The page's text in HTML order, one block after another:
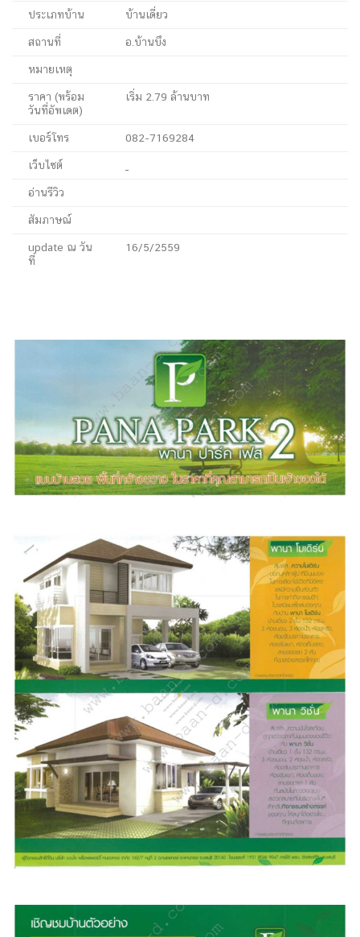
ประเภทบ้าน บ้านเดี่ยว
สถานที่ อ.บ้านบึง
หมายเหตุ
ราคา (พร้อม
วันที่อัพเดต)
เริ่ม 2.79 ล้านบาท
เบอร์โทร 082-7169284
เว็บไซต์
อ่านรีวิว
สัมภาษณ์
update ณ วัน
ที่
16/5/2559